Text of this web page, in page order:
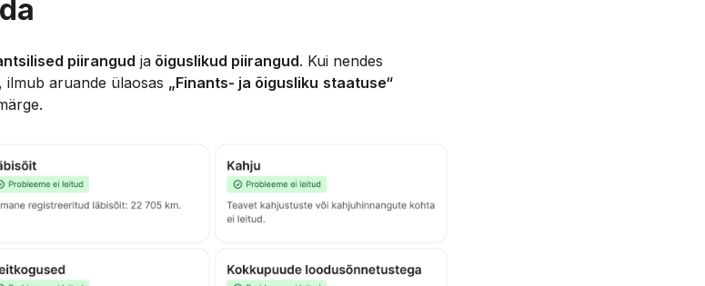
piirangud ja õiguslikud piirangud. Kui nendes
ilmub aruande ülaosas „Finants- ja õigusliku staatuse“